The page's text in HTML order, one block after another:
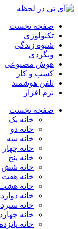
صفحه نخست
تکنولوژی
شیوه زندگی
وبگردی
هوش مصنوعی
کسب و کار
تلفن هوشمند
نرم افزار
صفحه نخست
خانه یک
خانه دو
خانه سه
خانه چهار
خانه پنج
خانه شش
خانه هفت
خانه هشت
خانه
خانه
خانه
خانه پانزده